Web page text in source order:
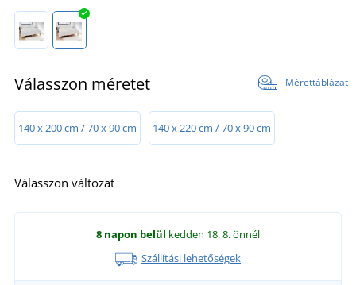
Válasszon méretet Mérettáblázat
140 x 200 cm / 70 x 90 cm 140 x 220 cm / 70 x 90 cm
Válasszon változat
8 napon belül kedden 18. 8.önnél
Szállítási lehetőségek